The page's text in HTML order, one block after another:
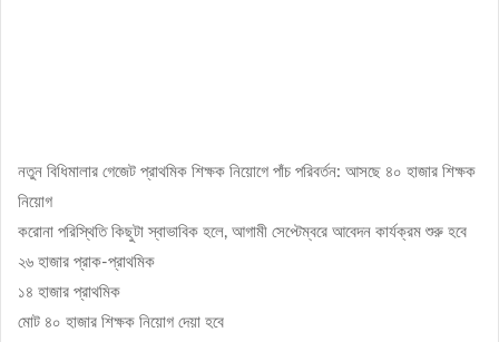
নতুন বিধিমালার গেজেট প্রাথমিক শিক্ষক নিয়োগে পাঁচ পরিবর্তন: আসছে ৪০ হাজার শিক্ষক
নিয়োগ
করোনা পরিস্থিতি কিছুটা স্বাভাবিক হলে, আগামী সেপ্টেম্বরে আবেদন কার্যক্রম শুরু হবে
২৬ হাজার প্রাক-প্রাথমিক
১৪ হাজার প্রাথমিক
মোট ৪০ হাজার শিক্ষক নিয়োগ দেয়া হবে